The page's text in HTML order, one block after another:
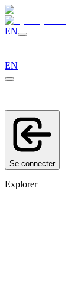
EN
EN
Se connecter
Explorer